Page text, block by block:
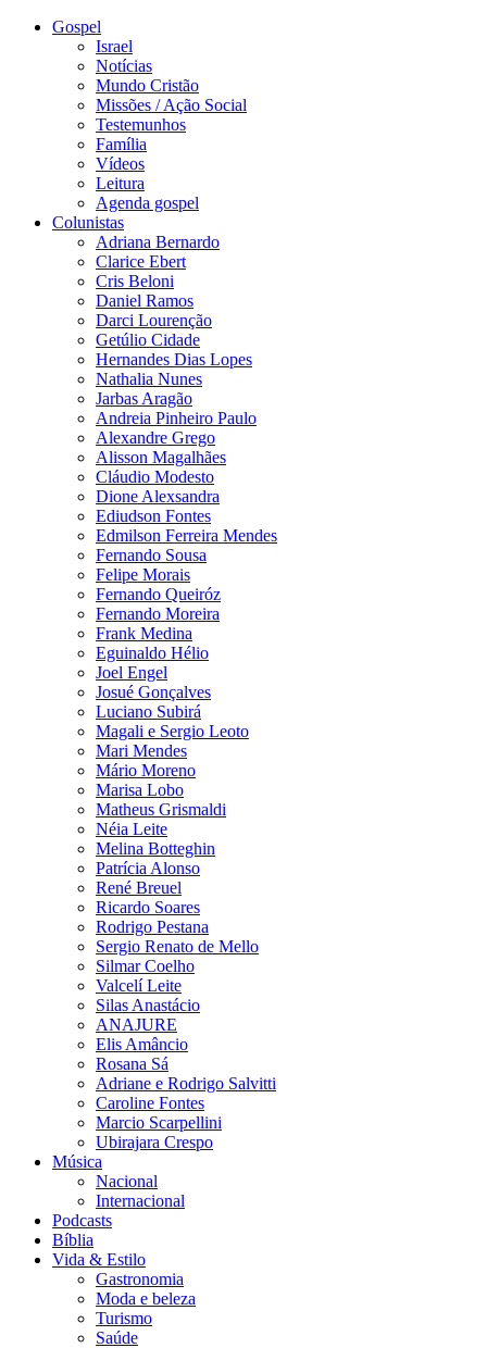
Gospel
Israel
Notícias
Mundo Cristão
Missões / Ação Social
Testemunhos
Família
Vídeos
Leitura
Agenda gospel
Colunistas
Adriana Bernardo
Clarice Ebert
Cris Beloni
Daniel Ramos
Darci Lourenção
Getúlio Cidade
Hernandes Dias Lopes
Nathalia Nunes
Jarbas Aragão
Andreia Pinheiro Paulo
Alexandre Grego
Alisson Magalhães
Cláudio Modesto
Dione Alexsandra
Ediudson Fontes
Edmilson Ferreira Mendes
Fernando Sousa
Felipe Morais
Fernando Queiróz
Fernando Moreira
Frank Medina
Eguinaldo Hélio
Joel Engel
Josué Gonçalves
Luciano Subirá
Magali e Sergio Leoto
Mari Mendes
Mário Moreno
Marisa Lobo
Matheus Grismaldi
Néia Leite
Melina Botteghin
Patrícia Alonso
René Breuel
Ricardo Soares
Rodrigo Pestana
Sergio Renato de Mello
Silmar Coelho
Valcelí Leite
Silas Anastácio
ANAJURE
Elis Amâncio
Rosana Sá
Adriane e Rodrigo Salvitti
Caroline Fontes
Marcio Scarpellini
Ubirajara Crespo
Música
Nacional
Internacional
Podcasts
Bíblia
Vida & Estilo
Gastronomia
Moda e beleza
Turismo
Saúde